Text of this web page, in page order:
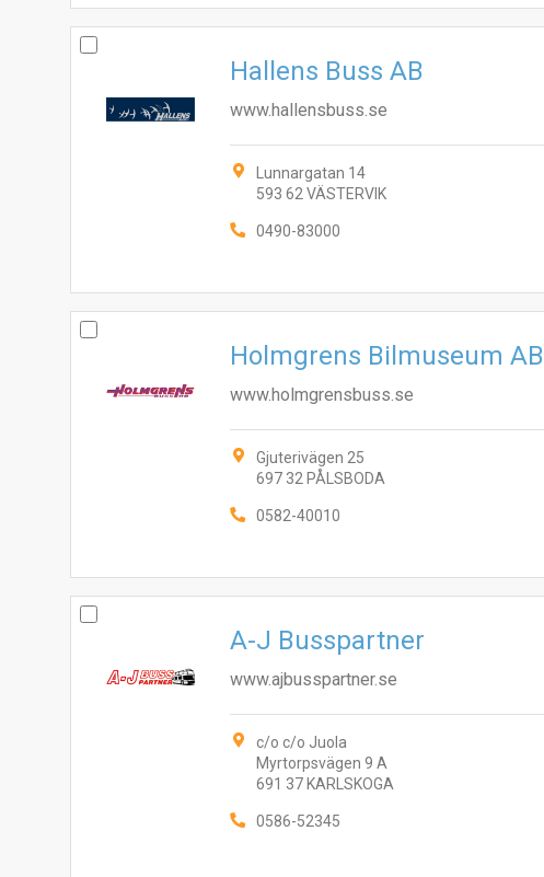
Hallens Buss AB
www.hallensbuss.se
Lunnargatan 14
593 62 VÄSTERVIK
0490-83000
Holmgrens Bilmuseum AB
www.holmgrensbuss.se
Gjuterivägen 25
697 32 PÅLSBODA
0582-40010
A-J Busspartner
www.ajbusspartner.se
c/o c/o Juola
Myrtorpsvägen 9 A
691 37 KARLSKOGA
0586-52345